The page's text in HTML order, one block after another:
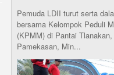
Pemuda LDII turut serta
bersama Kelompok Peduli
(KPMM) di Pantai
Pamekasan, Min...